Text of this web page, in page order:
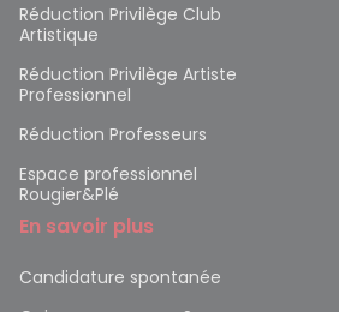
Réduction Privilège Club
Artistique
Réduction Privilège Artiste
Professionnel
Réduction Professeurs
Espace professionnel
Rougier&Plé
En savoir plus
Candidature spontanée